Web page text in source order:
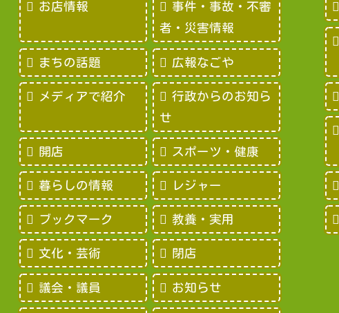
お店情報
事件・事故・不審
者・災害情報
まちの話題 広報なごや
メディアで紹介
行政からのお知ら
せ
開店 スポーツ・健康
暮らしの情報 レジャー
ブックマーク 教養・実用
文化・芸術 閉店
議会・議員 お知らせ